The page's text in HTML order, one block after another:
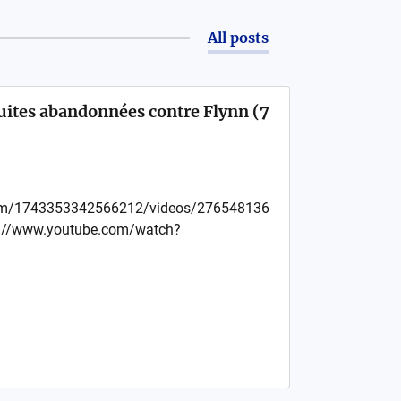
All posts
abandonnées contre Flynn (7
1743353342566212/videos/276548136
www.youtube.com/watch?